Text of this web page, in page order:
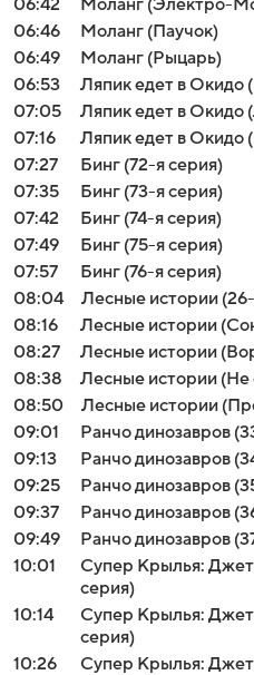
06:42
Моланг (Электро-
06:46
Моланг (Паучок)
06:49
Моланг (Рыцарь)
06:53
Ляпик едет в Окидо
07:05
Ляпик едет в Окидо
07:16
Ляпик едет в Окидо
07:27
Бинг (72-я серия)
07:35
Бинг (73-я серия)
07:42
Бинг (74-я серия)
07:49
Бинг (75-я серия)
07:57
Бинг (76-я серия)
08:04
Лесные истории
08:16
Лесные истории
08:27
Лесные истории
08:38
Лесные истории (Не
08:50
Лесные истории
09:01
Ранчо динозавров
09:13
Ранчо динозавров
09:25
Ранчо динозавров
09:37
Ранчо динозавров
09:49
Ранчо динозавров
10:01
Супер Крылья:
серия)
10:14
Супер Крылья:
серия)
10:26
Супер Крылья: